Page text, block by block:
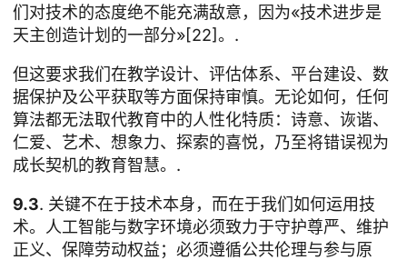
们对技术的态度绝不能充满敌意，因为«技术进步是
天主创造计划的一部分»[22]。.
但这要求我们在教学设计、评估体系、平台建设、数
据保护及公平获取等方面保持审慎。无论如何，任何
算法都无法取代教育中的人性化特质：诗意、诙谐、
仁爱、艺术、想象力、探索的喜悦，乃至将错误视为
成长契机的教育智慧。.
9.3. 关键不在于技术本身，而在于我们如何运用技
术。人工智能与数字环境必须致力于守护尊严、维护
正义、保障劳动权益；必须遵循公共伦理与参与原